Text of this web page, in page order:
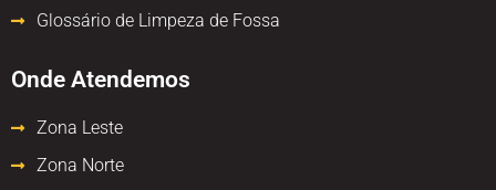
Glossário de Limpeza de Fossa
Onde Atendemos
Zona Leste
Zona Norte